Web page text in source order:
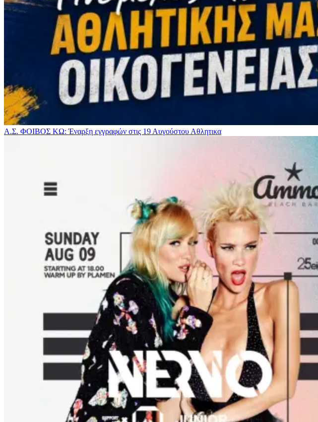
Α.Σ. ΦΟΙΒΟΣ ΚΩ: Έναρξη εγγραφών στις 19 Αυγούστου Αθλητικα